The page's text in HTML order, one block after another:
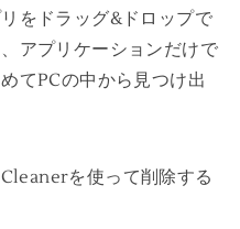
をドラッグ&ドロップで
アプリケーションだけで
てPCの中から見つけ出
を使って削除する